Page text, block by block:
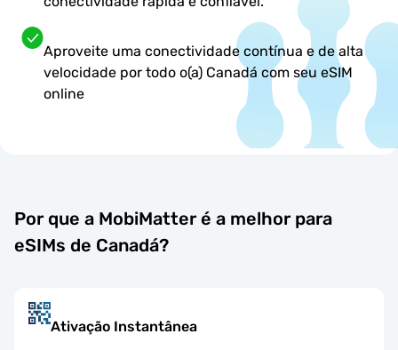
Aproveite uma conectividade contínua e de alta
velocidade por todo o(a) Canadá com seu eSIM
online
Por que a MobiMatter é a melhor para
eSIMs de Canadá?
Ativação Instantânea